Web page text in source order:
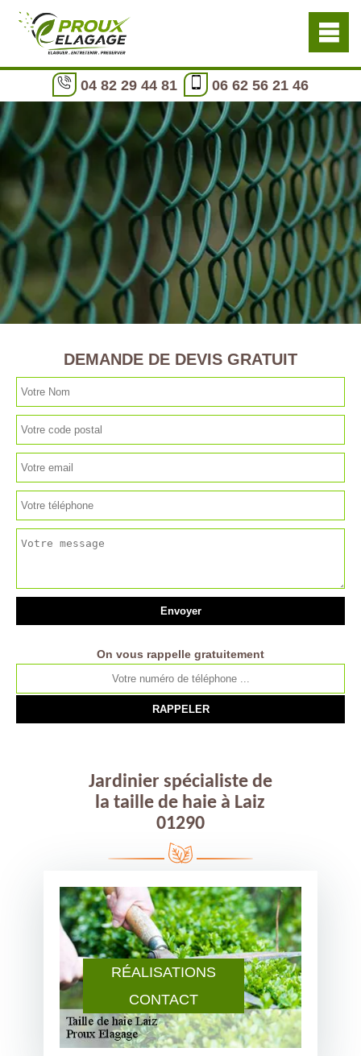
04 82 29 44 81 06 62 56 21 46
RÉALISATIONS
CONTACT
DEMANDE DE DEVIS GRATUIT
On vous rappelle gratuitement
Jardinier spécialiste de
la taille de haie à Laiz
01290